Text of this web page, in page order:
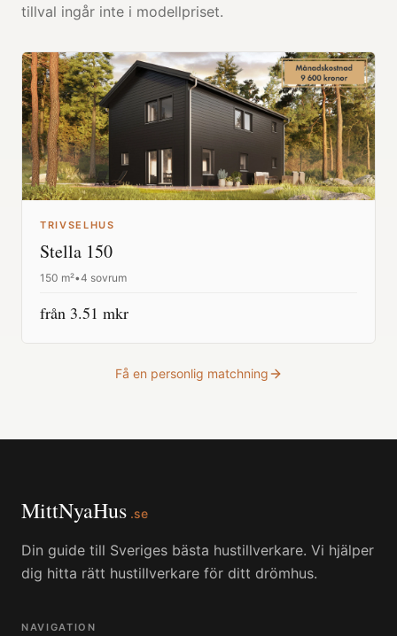
tillval ingår inte i modellpriset.
TRIVSELHUS
Stella 150
150 m²•4 sovrum
från 3.51 mkr
Få en personlig matchning
MittNyaHus .se
Din guide till Sveriges bästa hustillverkare. Vi hjälper
dig hitta rätt hustillverkare för ditt drömhus.
NAVIGATION